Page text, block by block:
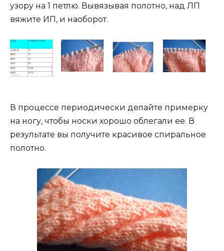
узору на 1 петлю. Вывязывая полотно, над ЛП
вяжите ИП, и наоборот.
В процессе периодически делайте примерку
на ногу, чтобы носки хорошо облегали ее. В
результате вы получите красивое спиральное
полотно.